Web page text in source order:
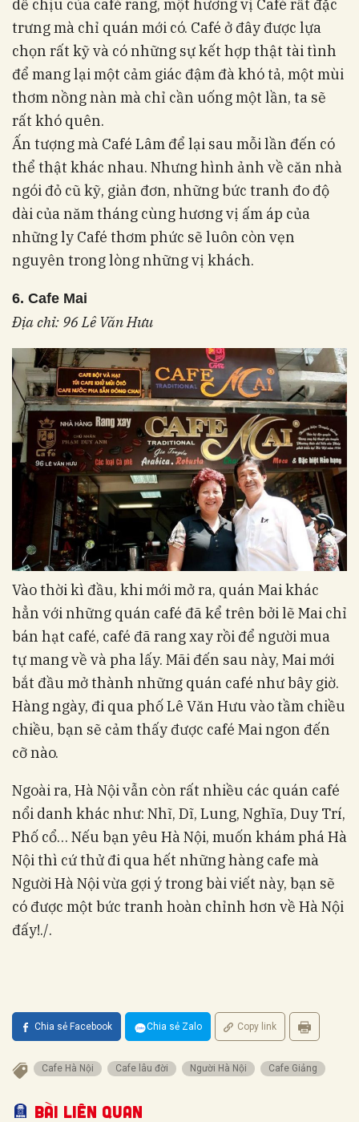
dễ chịu của café rang, một hương vị Café rất đặc
trưng mà chỉ quán mới có. Café ở đây được lựa
chọn rất kỹ và có những sự kết hợp thật tài tình
để mang lại một cảm giác đậm đà khó tả, một mùi
thơm nồng nàn mà chỉ cần uống một lần, ta sẽ
rất khó quên.
Ấn tượng mà Café Lâm để lại sau mỗi lần đến có
thể thật khác nhau. Nhưng hình ảnh về căn nhà
ngói đỏ cũ kỹ, giản đơn, những bức tranh đo độ
dài của năm tháng cùng hương vị ấm áp của
những ly Café thơm phức sẽ luôn còn vẹn
nguyên trong lòng những vị khách.
6. Cafe Mai
Địa chỉ: 96 Lê Văn Hưu
Vào thời kì đầu, khi mới mở ra, quán Mai khác
hẳn với những quán café đã kể trên bởi lẽ Mai chỉ
bán hạt café, café đã rang xay rồi để người mua
tự mang về và pha lấy. Mãi đến sau này, Mai mới
bắt đầu mở thành những quán café như bây giờ.
Hàng ngày, đi qua phố Lê Văn Hưu vào tầm chiều
chiều, bạn sẽ cảm thấy được café Mai ngon đến
cỡ nào.
Ngoài ra, Hà Nội vẫn còn rất nhiều các quán café
nổi danh khác như: Nhĩ, Dĩ, Lung, Nghĩa, Duy Trí,
Phố cổ… Nếu bạn yêu Hà Nội, muốn khám phá Hà
Nội thì cứ thử đi qua hết những hàng cafe mà
Người Hà Nội vừa gợi ý trong bài viết này, bạn sẽ
có được một bức tranh hoàn chỉnh hơn về Hà Nội
đấy!./.
Chia sẻ Facebook Chia sẻ Zalo Copy link
Cafe Hà Nội Cafe lâu đời Người Hà Nội Cafe Giảng
Bài liên quan